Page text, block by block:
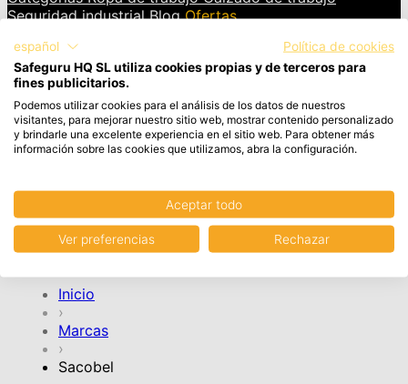
Seguridad industrial Blog Ofertas
INICIAR SESIÓN
Cesta
Artículos en el carrito, Ver carrito
Tu cesta de la compra está vacía.
CONTINUAR COMPRA
Inicio
›
Marcas
›
Sacobel
español
Política de cookies
Safeguru HQ SL utiliza cookies propias y de terceros para
fines publicitarios.
Podemos utilizar cookies para el análisis de los datos de nuestros
visitantes, para mejorar nuestro sitio web, mostrar contenido personalizado
y brindarle una excelente experiencia en el sitio web. Para obtener más
información sobre las cookies que utilizamos, abra la configuración.
Aceptar todo
Ver preferencias Rechazar